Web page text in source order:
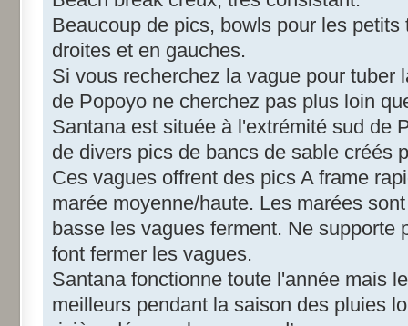
Beaucoup de pics, bowls pour les
droites et en gauches.
Si vous recherchez la vague pour tuber
de Popoyo ne cherchez pas plus loin
Santana est située à l'extrémité sud de
de divers pics de bancs de sable créés
Ces vagues offrent des pics A frame
marée moyenne/haute. Les marées
basse les vagues ferment. Ne supporte
font fermer les vagues.
Santana fonctionne toute l'année mais
meilleurs pendant la saison des pluies